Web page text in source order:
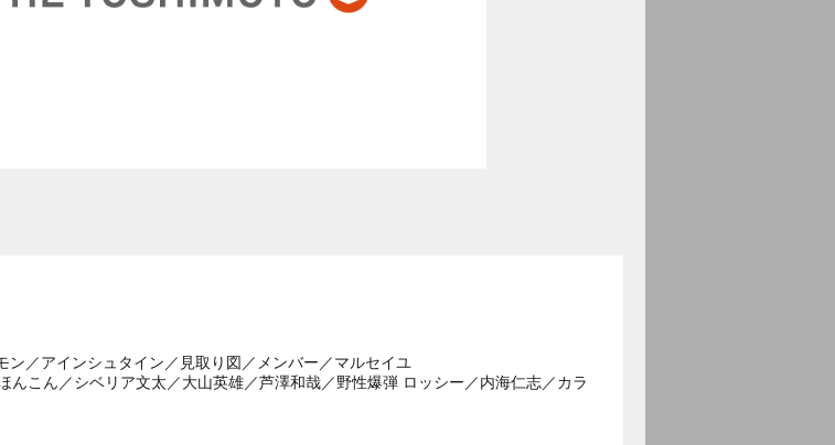
／アインシュタイン／見取り図／メンバー／マルセイユ
こん／シベリア文太／大山英雄／芦澤和哉／野性爆弾 ロッシー／内海仁志／カラ